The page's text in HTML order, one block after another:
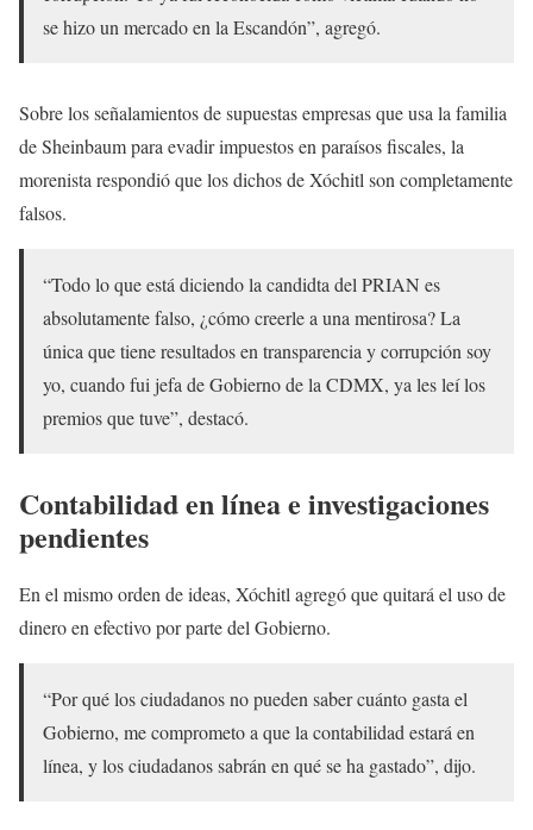
se hizo un mercado en la Escandón”, agregó.
Sobre los señalamientos de supuestas empresas que usa la familia
de Sheinbaum para evadir impuestos en paraísos fiscales, la
morenista respondió que los dichos de Xóchitl son completamente
falsos.
“Todo lo que está diciendo la candidta del PRIAN es
absolutamente falso, ¿cómo creerle a una mentirosa? La
única que tiene resultados en transparencia y corrupción soy
yo, cuando fui jefa de Gobierno de la CDMX, ya les leí los
premios que tuve”, destacó.
Contabilidad en línea e investigaciones
pendientes
En el mismo orden de ideas, Xóchitl agregó que quitará el uso de
dinero en efectivo por parte del Gobierno.
“Por qué los ciudadanos no pueden saber cuánto gasta el
Gobierno, me comprometo a que la contabilidad estará en
línea, y los ciudadanos sabrán en qué se ha gastado”, dijo.